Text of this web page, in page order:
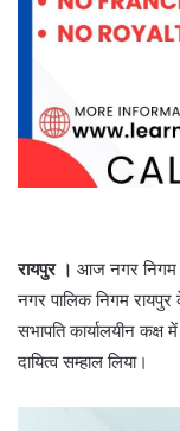
रायपुर । आज नगर निगम
नगर पालिक निगम
सभापति कार्यालयीन
दायित्व सम्हाल लिया।